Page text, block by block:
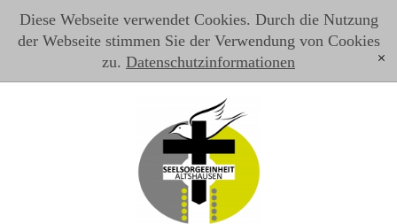
Diese Webseite verwendet Cookies. Durch die Nutzung
der Webseite stimmen Sie der Verwendung von Cookies
zu. Datenschutzinformationen [x]